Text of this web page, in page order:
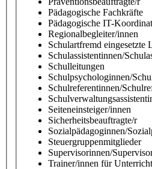
Pädagogische Fachkräfte
Pädagogische IT-
Regionalbegleiter/innen
Schulartfremd eingesetzte
Schulassistentinnen/
Schulleitungen
Schulpsychologinnen/
Schulreferentinnen/
Seiteneinsteiger/innen
Sicherheitsbeauftragte/r
Sozialpädagoginnen/
Steuergruppenmitglieder
Supervisorinnen/
Trainer/innen für